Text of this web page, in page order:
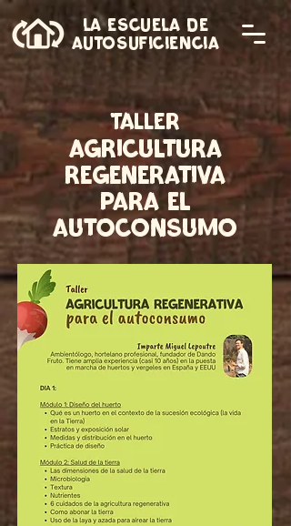
LA ESCUELA DE
AUTOSUFICIENCIA
taller
agricultura
regenerativa
para el
autoconsumo